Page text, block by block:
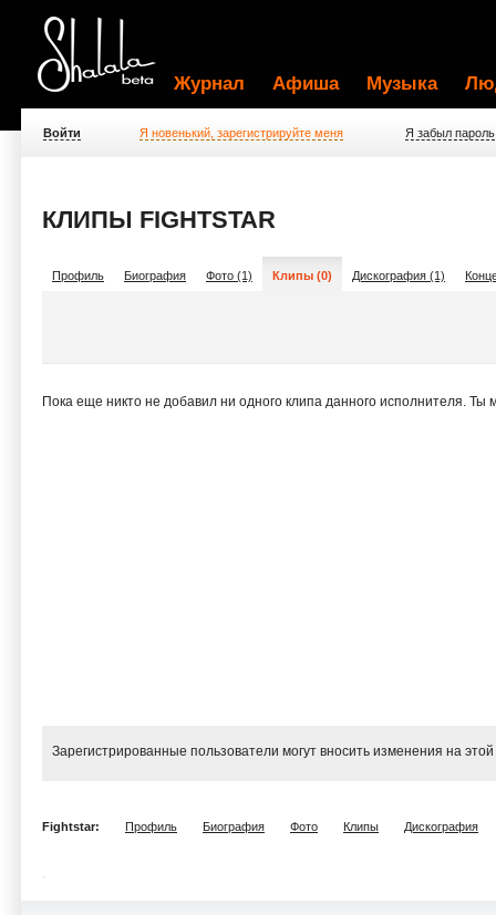
Журнал Афиша Музыка
Войти Я новенький, зарегистрируйте меня Я забыл пароль
КЛИПЫ FIGHTSTAR
Профиль Биография Фото (1) Клипы (0) Дискография (1)
Пока еще никто не добавил ни одного клипа данного исполнителя.
Зарегистрированные пользователи могут вносить изменения на
Fightstar: Профиль Биография Фото Клипы Дискография